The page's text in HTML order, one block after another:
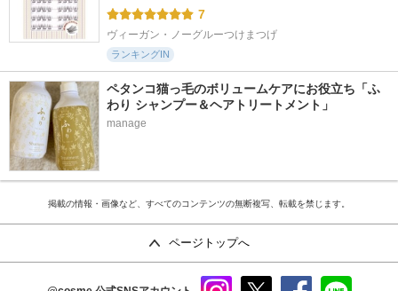
7
ヴィーガン・ノーグルーつけまつげ
ランキングIN
ペタンコ猫っ毛のボリュームケアにお役立ち「ふ
わり シャンプー＆ヘアトリートメント」
manage
掲載の情報・画像など、すべてのコンテンツの無断複写、転載を禁じます。
ページトップへ